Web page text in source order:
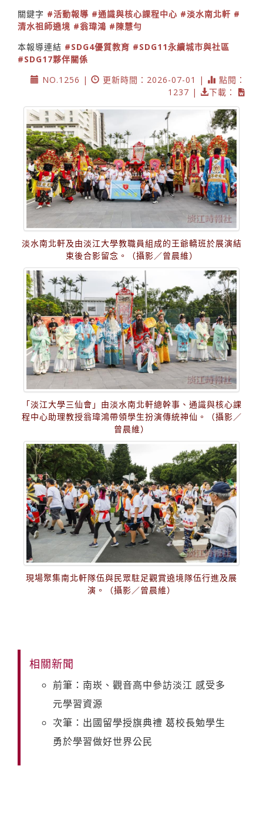
關鍵字 #活動報導 #通識與核心課程中心 #淡水南北軒 #
清水祖師遶境 #翁瑋鴻 #陳慧勻
本報導連結 #SDG4優質教育 #SDG11永續城市與社區
#SDG17夥伴關係
NO.1256 |
更新時間：2026-07-01 |
點閱：
1237 |
下載：
淡水南北軒及由淡江大學教職員組成的王爺轎班於展演結
束後合影留念。（攝影／曾晨維）
「淡江大學三仙會」由淡水南北軒總幹事、通識與核心課
程中心助理教授翁瑋鴻帶領學生扮演傳統神仙。（攝影／
曾晨維）
現場聚集南北軒隊伍與民眾駐足觀賞遶境隊伍行進及展
演。（攝影／曾晨維）
相關新聞
前筆：南崁、觀音高中參訪淡江 感受多
元學習資源
次筆：出國留學授旗典禮 葛校長勉學生
勇於學習做好世界公民